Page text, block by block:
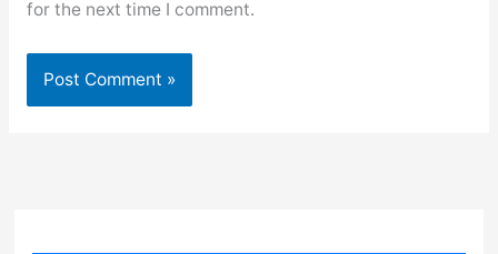
for the next time I comment.